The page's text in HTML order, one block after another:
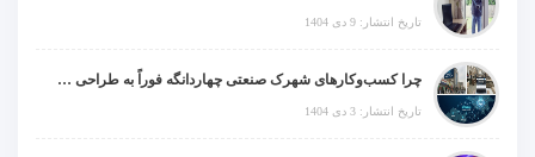
تاریخ انتشار: 9 دی 1404
چرا کسب‌وکارهای شهرک صنعتی چهاردانگه فوراً به طراحی سایت نیاز دارند؟
تاریخ انتشار: 3 دی 1404